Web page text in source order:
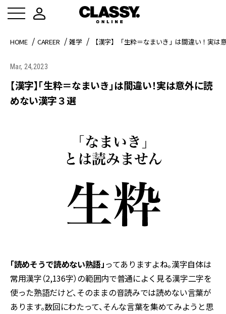
HOME CAREER 雑学 【漢字】「生粋＝なまいき」は間違い！実は
Mar, 24,2023
【漢字】「生粋＝なまいき」は間違い！実は意外に読
めない漢字３選
「読めそうで読めない熟語」ってありますよね。漢字自体は
常用漢字（2,136字）の範囲内で普通によく見る漢字二字を
使った熟語だけど、そのままの音読みでは読めない言葉が
あります。数回にわたって、そんな言葉を集めてみようと思